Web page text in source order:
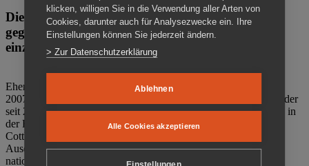
Die Gedenkstätte Zuchthaus Cottbus ist ein Ort
gegen das Vergessen. Anschaulich, nah und
einzigartig.
Ehemalige politische Häftlinge der DDR gründeten im Oktober
2007 den Verein Menschenrechtszentrum Cottbus e. V. (MRZ), der
seit 2011 Eigentümer des ehemaligen Gefängnisses (1860-2002) in
der Bautzener Straße und Träger der Gedenkstätte Zuchthaus
Cottbus ist. Im Zentrum der Arbeit der Gedenkstätte steht die
Auseinandersetzung mit politischem Unrecht während der
nationalsozialistischen Terrorherrschaft und der SED-Diktatur.
klicken, willigen Sie in die Verwendung aller Arten von
Cookies, darunter auch für Analysezwecke ein. Ihre
Einstellungen können Sie jederzeit ändern.
> Zur Datenschutzerklärung
Ablehnen
Alle Cookies akzeptieren